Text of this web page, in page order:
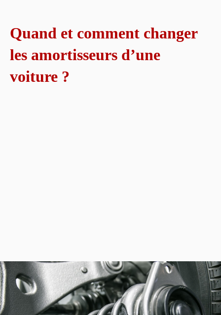
Quand et comment changer
les amortisseurs d’une
voiture ?